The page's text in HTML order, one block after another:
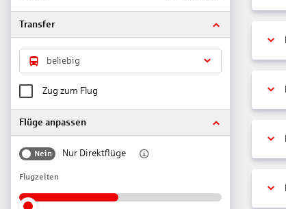
Transfer
beliebig
Zug zum Flug
Flüge anpassen
Nein Nur Direktflüge
Flugzeiten